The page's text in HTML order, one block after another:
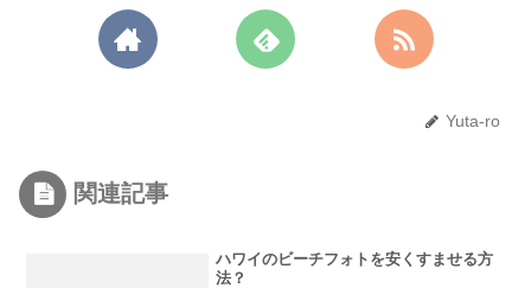
Yuta-ro
関連記事
ハワイのビーチフォトを安くすませる方
法？